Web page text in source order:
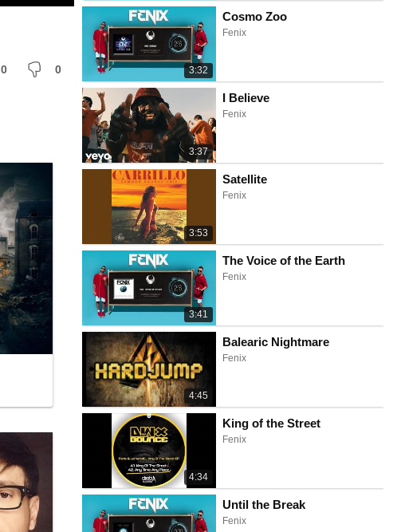
0 0 3:32
Cosmo Zoo
Fenix
3:37
I Believe
Fenix
3:53
Satellite
Fenix
3:41
The Voice of the Earth
Fenix
4:45
Balearic Nightmare
Fenix
4:34
King of the Street
Fenix
Until the Break
Fenix